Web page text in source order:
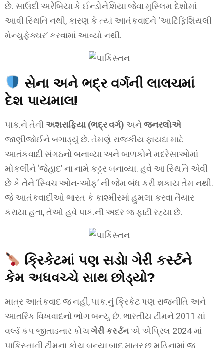
છે. સાઉદી અરેબિયા કે ઈન્ડોનેશિયા જેવા મુસ્લિમ દેશોમાં
આવી સ્થિતિ નથી, કારણ કે ત્યાં આતંકવાદને ‘આર્ટિફિશિયલી
મેન્યુફેક્ચર’ કરવામાં આવ્યો નથી.
સેના અને ભદ્ર વર્ગની લાલચમાં
દેશ પાયમાલ!
પાક.ને તેનીઅશરાફિયા (ભદ્ર વર્ગ) અનેજનરલોએ
જાણીજોઈને બગાડ્યું છે. તેમણે રાજકીય ફાયદા માટે
આતંકવાદી સંગઠનો બનાવ્યા અને બાળકોને મદરેસાઓમાં
મોકલીને ‘જેહાદ’ ના નામે કટ્ટર બનાવ્યા. હવે આ સ્થિતિ એવી
છે કે તેને ‘સ્વિચ ઓન-ઓફ’ ની જેમ બંધ કરી શકાય તેમ નથી.
જે આતંકવાદીઓ ભારત કે કાશ્મીરમાં હુમલા કરવા તૈયાર
કરાયા હતા, તેઓ હવે પાક.ની અંદર જ ફાટી રહ્યા છે.
ક્રિકેટમાં પણ સડો! ગેરી કર્સ્ટને
કેમ અધવચ્ચે સાથ છોડ્યો?
માત્ર આતંકવાદ જ નહીં, પાક.નું ક્રિકેટ પણ રાજનીતિ અને
આંતરિક વિખવાદનો ભોગ બન્યું છે. ભારતીય ટીમને 2011 માં
વર્લ્ડ કપ જીતાડનાર કોચગેરી કર્સ્ટનએ એપ્રિલ 2024 માં
પાકિસ્તાની ટીમના કોચ બન્યા બાદ માત્ર છ મહિનામાં જ